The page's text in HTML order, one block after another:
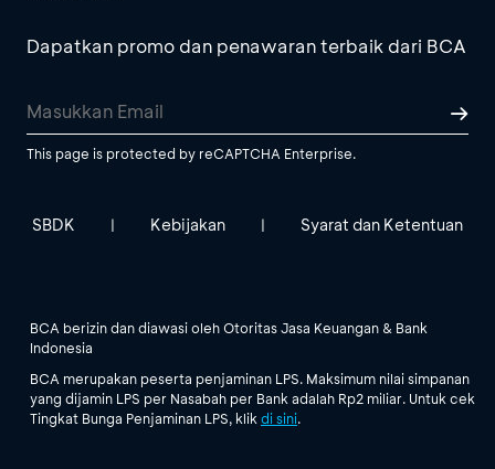
Dapatkan promo dan penawaran terbaik dari BCA
This page is protected by reCAPTCHA Enterprise.
SBDK | Kebijakan | Syarat dan Ketentuan
BCA berizin dan diawasi oleh Otoritas Jasa Keuangan & Bank
Indonesia
BCA merupakan peserta penjaminan LPS. Maksimum nilai simpanan
yang dijamin LPS per Nasabah per Bank adalah Rp2 miliar. Untuk cek
Tingkat Bunga Penjaminan LPS, klik di sini.